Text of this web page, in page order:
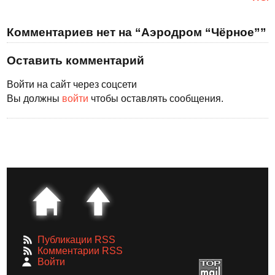
Комментариев нет на “Аэродром “Чёрное””
Оставить комментарий
Войти на сайт через соцсети
Вы должны войти чтобы оставлять сообщения.
Публикации RSS
Комментарии RSS
Войти